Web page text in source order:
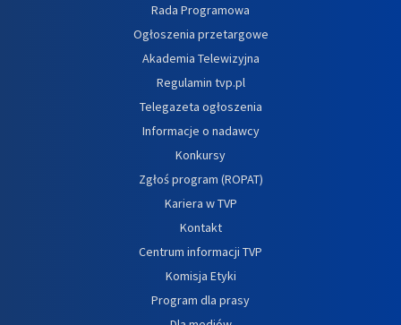
Rada Programowa
Ogłoszenia przetargowe
Akademia Telewizyjna
Regulamin tvp.pl
Telegazeta ogłoszenia
Informacje o nadawcy
Konkursy
Zgłoś program (ROPAT)
Kariera w TVP
Kontakt
Centrum informacji TVP
Komisja Etyki
Program dla prasy